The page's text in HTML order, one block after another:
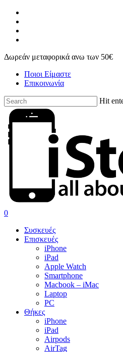
Skip
main
content
Δωρεάν μεταφορικά ανω των 50€
Ποιοι Είμαστε
Επικοινωνία
Hit
Close
Search
search
account
0
Συσκευές
Επισκευές
iPhone
iPad
Apple Watch
Smartphone
Macbook – iMac
Laptop
PC
Θήκες
iPhone
iPad
Airpods
AirTag